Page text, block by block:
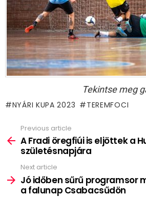
Tekintse meg
NYÁRI KUPA 2023 TEREMFOCI
more
Previous article
A Fradi öregfiúi is eljöttek a
születésnapjára
Next article
Jó időben sűrű programsor
a falunap Csabacsűdön